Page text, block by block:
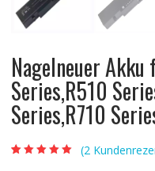
Nagelneuer Akku
Series,R510
Series,R710
(2